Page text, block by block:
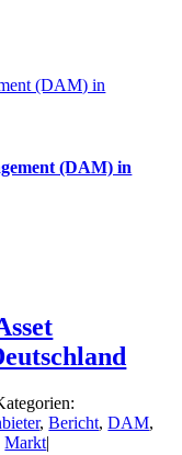
(DAM) in
(DAM) in
,Bericht,DAM,
Markt|